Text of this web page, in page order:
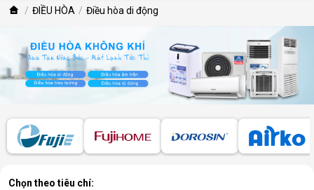
ĐIỀU HÒA Điều hòa di động
Chọn theo tiêu chí: